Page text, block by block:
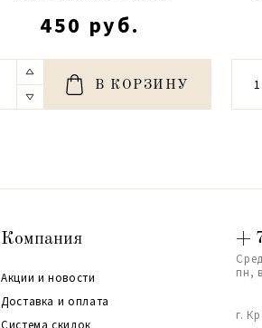
450 руб.
В КОРЗИНУ
Компания
Акции и новости
Доставка и оплата
Система скидок
+
пн,
г.